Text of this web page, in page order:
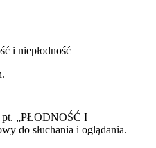
i niepłodność
„PŁODNOŚĆ I
do słuchania i oglądania.